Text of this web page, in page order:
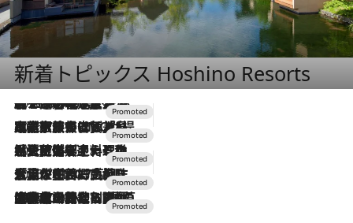
新着トピックス Hoshino Resorts
2026.8.7
【トンボの足水浴】ヒノキの香りに包まれて涼感マックス！約13℃の湧水かけ流しを避暑地「星野温泉 トンボの湯」で体験
2026.7.31
【ホテル帰省】という選択肢をOMOが提案。家族とほどよい距離を保つには「昼は実家、夜は気兼ねなくホテルで！」
2026.7.24
【夏限定ディナーコース】旬を迎える稚鮎や花ズッキーニなどをイタリア・トスカーナの郷土料理の手法で満喫！
2026.7.17
「土佐和ハーブかき氷」がOMO7高知に登場！生姜、山椒、大葉など目にも舌にも涼を呼ぶ郷土の味
2026.7.10
NEW OPEN！【界 草津】名湯の地に誕生。趣の異なる2種の温泉と上州ならではの会席・蕎麦割烹など美食を味わう究極の癒やし旅